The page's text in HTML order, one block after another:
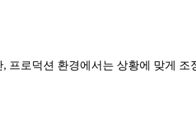
프로덕션 환경에서는 상황에 맞게 조